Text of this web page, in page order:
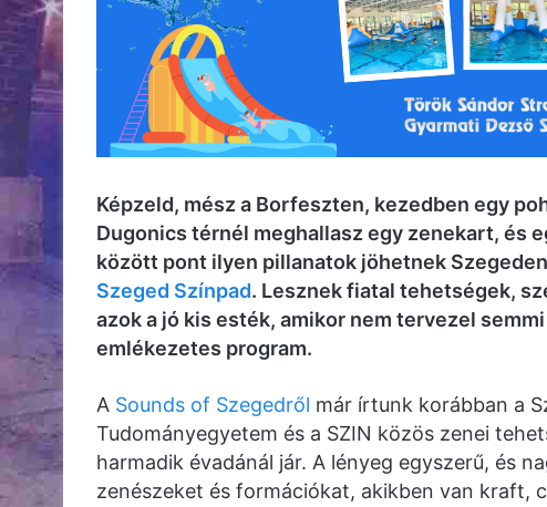
Képzeld, mész a Borfeszten, kezedben egy
Dugonics térnél meghallasz egy zenekart, és
között pont ilyen pillanatok jöhetnek
Szeged Színpad. Lesznek fiatal tehetségek,
azok a jó kis esték, amikor nem tervezel
emlékezetes program.
A Sounds of Szegedről már írtunk korábban a
Tudományegyetem és a SZIN közös zenei
harmadik évadánál jár. A lényeg egyszerű, és
zenészeket és formációkat, akikben van kraft,